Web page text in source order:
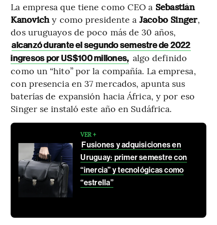
La empresa que tiene como CEO a Sebastián
Kanovich y como presidente a Jacobo Singer,
dos uruguayos de poco más de 30 años,
alcanzó durante el segundo semestre de 2022
ingresos por US$100 millones, algo definido
como un “hito” por la compañía. La empresa,
con presencia en 37 mercados, apunta sus
baterías de expansión hacia África, y por eso
Singer se instaló este año en Sudáfrica.
VER +
Fusiones y adquisiciones en
Uruguay: primer semestre con
“inercia” y tecnológicas como
“estrella”